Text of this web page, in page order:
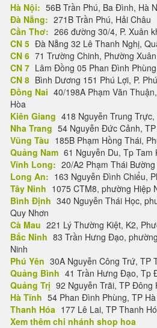
Hà Nội: 56B Trần Phú, Ba Đình, Hà
Đà Nẵng: 271B Trần Phú, Hải Châu
Cần Thơ: 266 đường 30/4, P. Xuân
CN 5 Đà Nẵng 32 Lê Thanh Nghị,
CN 6 71 Trường Chinh, Phường
CN 7 Lâm Đồng 05 Phan Đình Phùng
CN 8 Bình Dương 151 Phú Lợi, P.
Đồng Nai 40/198A Phạm Văn
Hòa
Kiên Giang 418 Nguyễn Trung
Nha Trang 54 Nguyễn Đức Cảnh,
Vũng Tàu 185B Phạm Hồng Thái,
Quảng Nam 61 Nguyễn Du, Tp Tam
Vĩnh Long: 20/A2 Phạm Thái Bường
Long An: 163 Nguyễn Đình Chiểu,
Tây Ninh 1075 CTM8, phường Hiệp
Bình Định 340 Nguyễn Thái Học,
Quy Nhơn
Cà Mau 221 Lý Thường Kiệt, K2,
Bắc Ninh 83 Trần Hưng Đạo,
Ninh
Phú Yên 30A Nguyễn Công Trứ, TP
Quảng Bình 41 Trần Hưng Đạo, Tp
Quảng Trị 92 Nguyễn Trãi, TP Đông
Hà Tĩnh 54 Phan Đình Phùng, TP
Thanh Hóa 177 Lê Lai, TP Thanh
Xem thêm chi nhánh shop hoa